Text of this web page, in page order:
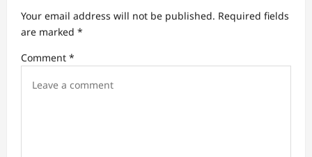
a
t
i
Your email address will not be published. Required fields
are marked *
Comment *